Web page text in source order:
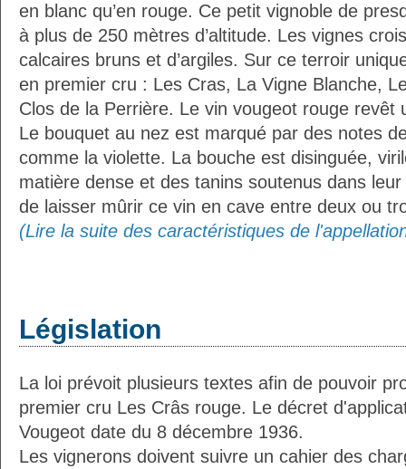
en blanc qu’en rouge. Ce petit vignoble de
à plus de 250 mètres d’altitude. Les vignes
calcaires bruns et d’argiles. Sur ce terroir
en premier cru : Les Cras, La Vigne Blanche,
Clos de la Perrière. Le vin vougeot rouge revêt
Le bouquet au nez est marqué par des notes
comme la violette. La bouche est disinguée,
matière dense et des tanins soutenus dans
de laisser mûrir ce vin en cave entre deux ou
(Lire la suite des caractéristiques de
Législation
La loi prévoit plusieurs textes afin de pouvoir
premier cru Les Crâs rouge. Le décret
Vougeot date du 8 décembre 1936.
Les vignerons doivent suivre un cahier des